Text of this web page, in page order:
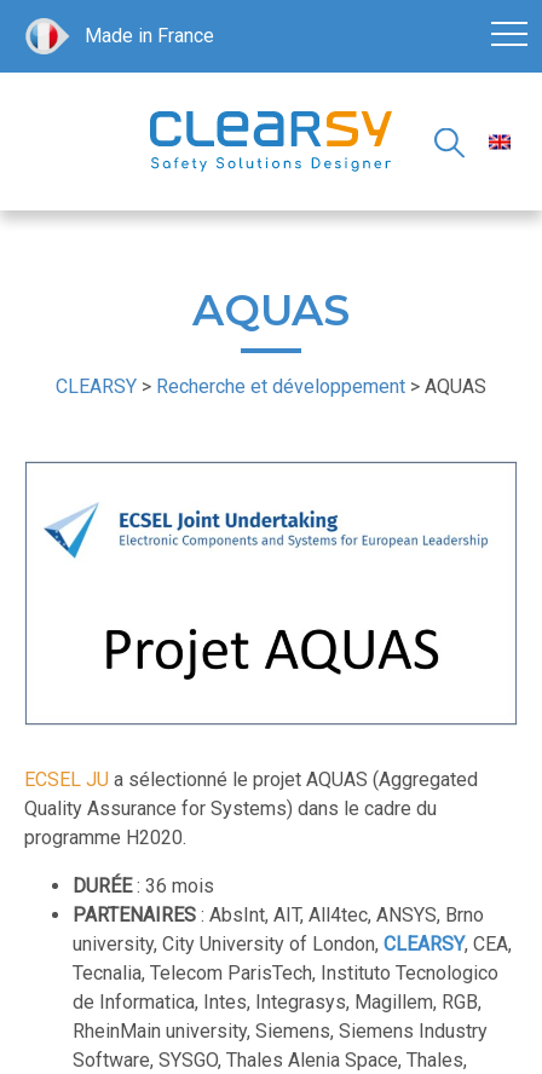
Made in France
AQUAS
CLEARSY > Recherche et développement > AQUAS
ECSEL JU a sélectionné le projet AQUAS (Aggregated
Quality Assurance for Systems) dans le cadre du
programme H2020.
DURÉE: 36 mois
PARTENAIRES : AbsInt, AIT, All4tec, ANSYS, Brno
university, City University of London, CLEARSY, CEA,
Tecnalia, Telecom ParisTech, Instituto Tecnologico
de Informatica, Intes, Integrasys, Magillem, RGB,
RheinMain university, Siemens, Siemens Industry
Software, SYSGO, Thales Alenia Space, Thales,